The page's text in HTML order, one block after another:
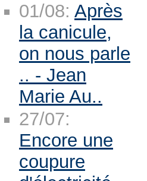
01/08: Après
la canicule,
on nous parle
.. - Jean
Marie Au..
27/07:
Encore une
coupure